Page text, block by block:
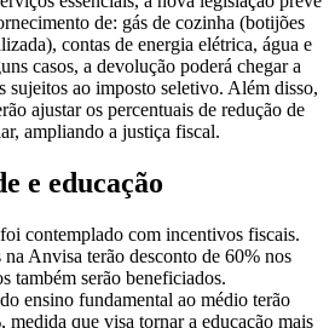
de: gás de cozinha (botijões
contas de energia elétrica, água e
casos, a devolução poderá chegar a
sujeitos ao imposto seletivo. Além disso,
ajustar os percentuais de redução de
ampliando a justiça fiscal.
e educação
contemplado com incentivos fiscais.
Anvisa terão desconto de 60% nos
também serão beneficiados.
ensino fundamental ao médio terão
medida que visa tornar a educação mais